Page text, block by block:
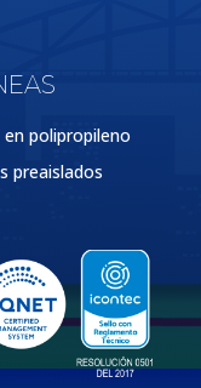
polipropileno
preaislados